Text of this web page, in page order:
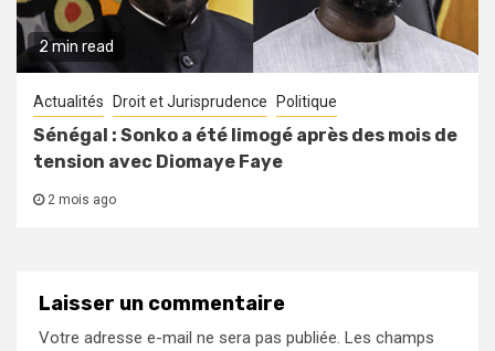
2 min read
Actualités Droit et Jurisprudence Politique
Sénégal : Sonko a été limogé après des mois de
tension avec Diomaye Faye
2 mois ago
Laisser un commentaire
Votre adresse e-mail ne sera pas publiée. Les champs